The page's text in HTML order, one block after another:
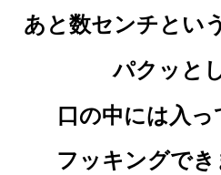
あと数センチとい
パクッと
口の中には入
フッキングで